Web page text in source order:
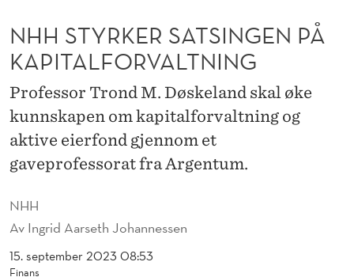
S
A
T
S
G
E
NHH
Av Ingrid Aarseth Johannessen
15. september 2023 08:53
Finans
NHH STYRKER SATSINGEN PÅ
KAPITALFORVALTNING
Professor Trond M. Døskeland skal øke
kunnskapen om kapitalforvaltning og
aktive eierfond gjennom et
gaveprofessorat fra Argentum.